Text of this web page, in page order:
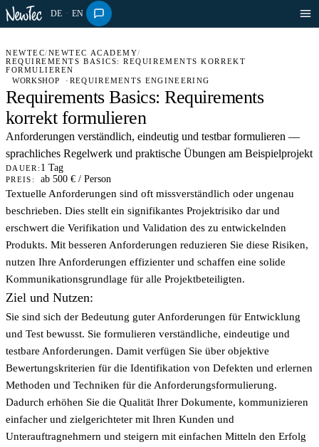
DE · EN
NEWTEC/NEWTEC ACADEMY/
REQUIREMENTS BASICS: REQUIREMENTS KORREKT
FORMULIEREN
WORKSHOP
REQUIREMENTS ENGINEERING
Requirements Basics: Requirements
korrekt formulieren
Anforderungen verständlich, eindeutig und testbar formulieren —
sprachliches Regelwerk und praktische Übungen am Beispielprojekt
DAUER: 1 Tag
PREIS: ab 500 € / Person
Textuelle Anforderungen sind oft missverständlich oder ungenau
beschrieben. Dies stellt ein signifikantes Projektrisiko dar und
erschwert die Verifikation und Validation des zu entwickelnden
Produkts. Mit besseren Anforderungen reduzieren Sie diese Risiken,
nutzen Ihre Anforderungen effizienter und schaffen eine solide
Kommunikationsgrundlage für alle Projektbeteiligten.
Ziel und Nutzen:
Sie sind sich der Bedeutung guter Anforderungen für Entwicklung
und Test bewusst. Sie formulieren verständliche, eindeutige und
testbare Anforderungen. Damit verfügen Sie über objektive
Bewertungskriterien für die Identifikation von Defekten und erlernen
Methoden und Techniken für die Anforderungsformulierung.
Dadurch erhöhen Sie die Qualität Ihrer Dokumente, kommunizieren
einfacher und zielgerichteter mit Ihren Kunden und
Unterauftragnehmern und steigern mit einfachen Mitteln den Erfolg